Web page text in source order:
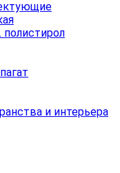
полистирол
и интерьера